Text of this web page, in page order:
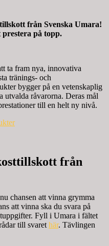
från Svenska Umara!
på topp.
ta fram nya, innovativa
tränings- och
bygger på en vetenskaplig
utvalda råvarorna. Deras mål
till en helt ny nivå.
från
chansen att vinna grymma
att vinna ska du svara på
Fyll i Umara i fältet
till svaret här. Tävlingen